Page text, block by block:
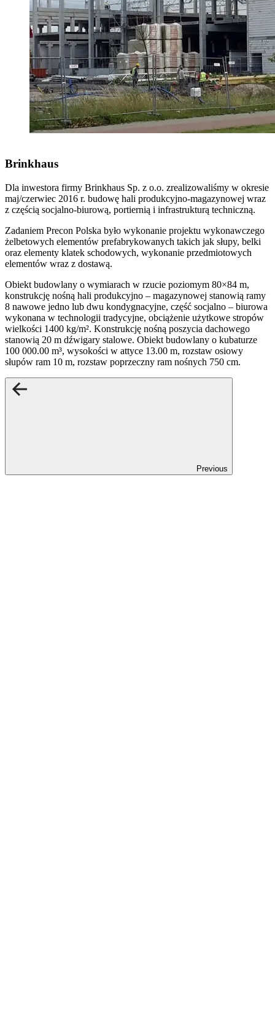
Brinkhaus
Dla inwestora firmy Brinkhaus Sp. z o.o. zrealizowaliśmy w okresie
maj/czerwiec 2016 r. budowę hali produkcyjno-magazynowej wraz
z częścią socjalno-biurową, portiernią i infrastrukturą techniczną.
Zadaniem Precon Polska było wykonanie projektu wykonawczego
żelbetowych elementów prefabrykowanych takich jak słupy, belki
oraz elementy klatek schodowych, wykonanie przedmiotowych
elementów wraz z dostawą.
Obiekt budowlany o wymiarach w rzucie poziomym 80×84 m,
konstrukcję nośną hali produkcyjno – magazynowej stanowią ramy
8 nawowe jedno lub dwu kondygnacyjne, część socjalno – biurowa
wykonana w technologii tradycyjne, obciążenie użytkowe stropów
wielkości 1400 kg/m². Konstrukcję nośną poszycia dachowego
stanowią 20 m dźwigary stalowe. Obiekt budowlany o kubaturze
100 000.00 m³, wysokości w attyce 13.00 m, rozstaw osiowy
słupów ram 10 m, rozstaw poprzeczny ram nośnych 750 cm.
Previous